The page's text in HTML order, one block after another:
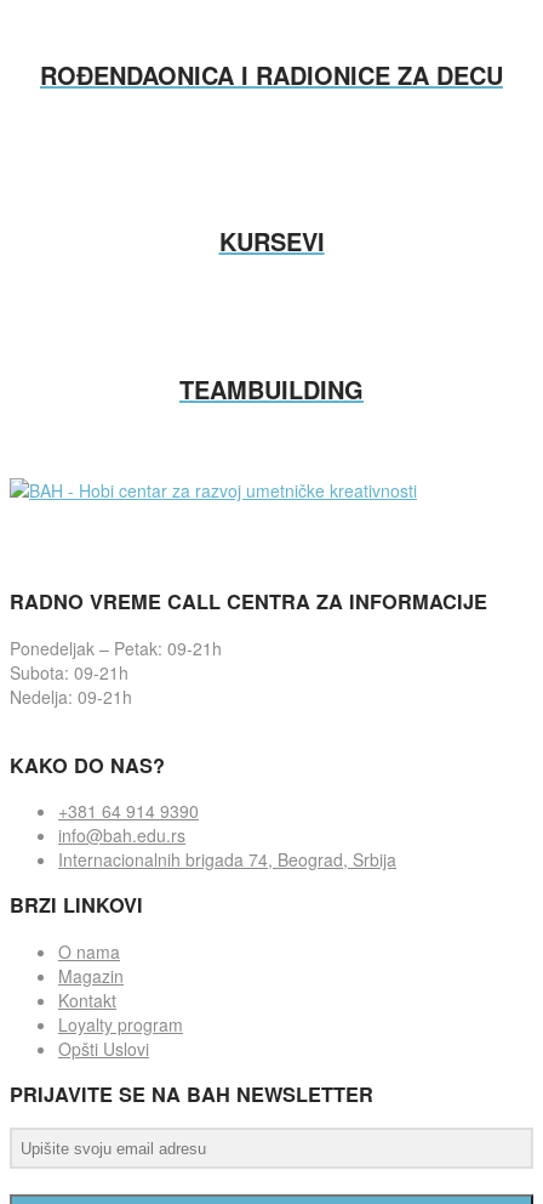
ROĐENDAONICA I RADIONICE ZA DECU
KURSEVI
TEAMBUILDING
RADNO VREME CALL CENTRA ZA INFORMACIJE
Ponedeljak – Petak: 09-21h
Subota: 09-21h
Nedelja: 09-21h
KAKO DO NAS?
+381 64 914 9390
info@bah.edu.rs
Internacionalnih brigada 74, Beograd, Srbija
BRZI LINKOVI
O nama
Magazin
Kontakt
Loyalty program
Opšti Uslovi
PRIJAVITE SE NA BAH NEWSLETTER